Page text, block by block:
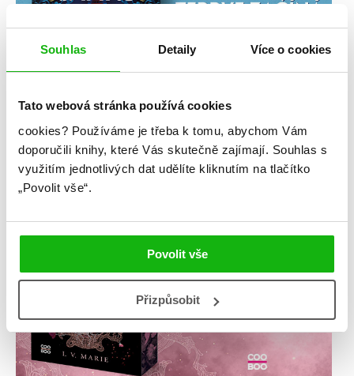
Souhlas Detaily Více o cookies
Tato webová stránka používá cookies
cookies? Používáme je třeba k tomu, abychom Vám
doporučili knihy, které Vás skutečně zajímají. Souhlas s
využitím jednotlivých dat udělíte kliknutím na tlačítko
„Povolit vše“.
Povolit vše
Přizpůsobit